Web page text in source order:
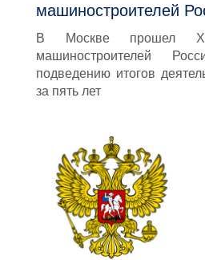
машиностроителей
В Москве прошел
машиностроителей
подведению итогов
за пять лет